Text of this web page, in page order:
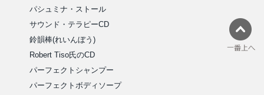
パシュミナ・ストール
サウンド・テラピーCD
鈴韻棒(れいんぼう)
Robert Tiso氏のCD
パーフェクトシャンプー
パーフェクトボディソープ